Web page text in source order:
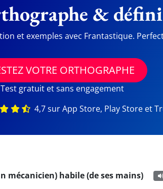
&
et exemples avec Frantastique.
VOTRE ORTHOGRAPHE
Test gratuit et sans engagement
4,7 sur App Store, Play Store et
mécanicien) habile (de ses mains)